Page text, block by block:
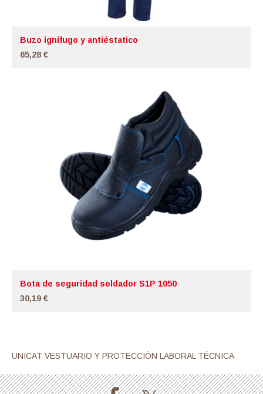
Buzo ignífugo y antiéstatico
65,28 €
Bota de seguridad soldador S1P 1050
30,19 €
UNICAT VESTUARIO Y PROTECCIÓN LABORAL TÉCNICA